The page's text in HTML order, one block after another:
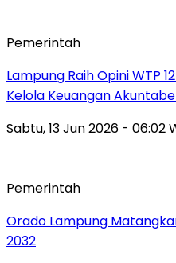
Pemerintah
Lampung Raih Opini WTP
Kelola Keuangan
Sabtu, 13 Jun 2026 - 06:02
Pemerintah
Orado Lampung
2032